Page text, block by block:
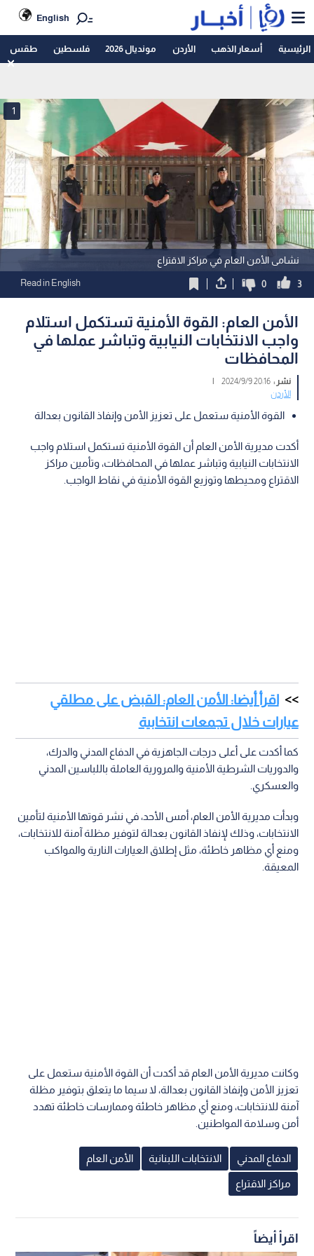
English
الرئيسية أسعار الذهب الأردن مونديال 2026 فلسطين طقس
نشامى الأمن العام في مراكز الاقتراع
1
3
0
Read in English
الأمن العام: القوة الأمنية تستكمل استلام
واجب الانتخابات النيابية وتباشر عملها في
المحافظات
نشر :20:16 2024/9/9
|
الأردن
القوة الأمنية ستعمل على تعزيز الأمن وإنفاذ القانون بعدالة
أكدت مديرية الأمن العام أن القوة الأمنية تستكمل استلام واجب
الانتخابات النيابية وتباشر عملها في المحافظات، وتأمين مراكز
الاقتراع ومحيطها وتوزيع القوة الأمنية في نقاط الواجب.
اقرأ أيضا: الأمن العام: القبض على مطلقي
عيارات خلال تجمعات انتخابية
كما أكدت على أعلى درجات الجاهزية في الدفاع المدني والدرك،
والدوريات الشرطية الأمنية والمرورية العاملة باللباسين المدني
والعسكري.
وبدأت مديرية الأمن العام، أمس الأحد، في نشر قوتها الأمنية لتأمين
الانتخابات، وذلك لإنفاذ القانون بعدالة لتوفير مظلة آمنة للانتخابات،
ومنع أي مظاهر خاطئة، مثل إطلاق العيارات النارية والمواكب
المعيقة.
وكانت مديرية الأمن العام قد أكدت أن القوة الأمنية ستعمل على
تعزيز الأمن وإنفاذ القانون بعدالة، لا سيما ما يتعلق بتوفير مظلة
آمنة للانتخابات، ومنع أي مظاهر خاطئة وممارسات خاطئة تهدد
أمن وسلامة المواطنين.
الدفاع المدني الانتخابات اللبنانية الأمن العام
مراكز الاقتراع
اقرأ أيضاً